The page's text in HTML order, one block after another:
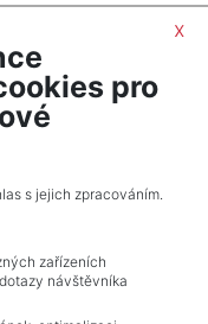
x
pro
s jejich zpracováním.
zařízeních
návštěvníka